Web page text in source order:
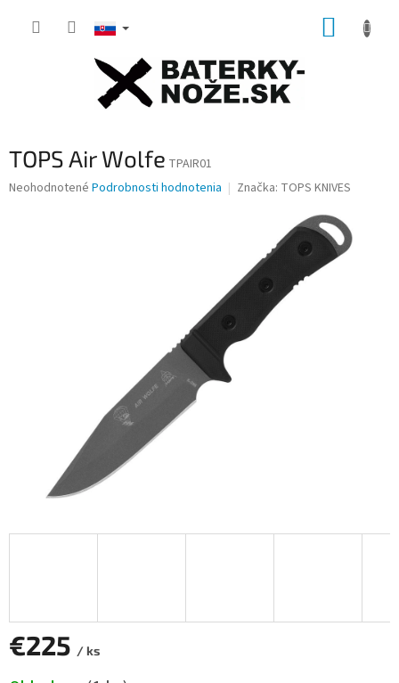
TOPS Air Wolfe TPAIR01
Priemerné
Neohodnotené Podrobnosti hodnotenia Značka: TOPS KNIVES
€225 / ks